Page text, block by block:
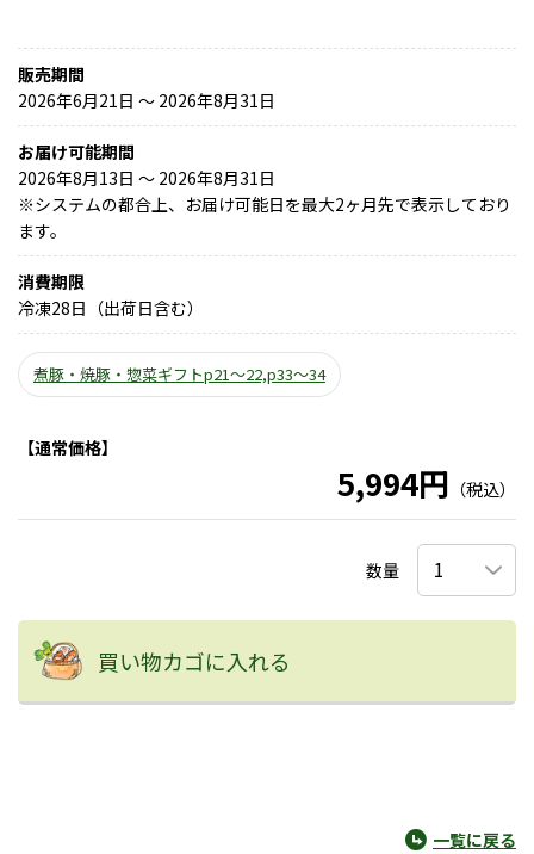
販売期間
2026年6月21日 〜 2026年8月31日
お届け可能期間
2026年8月13日 ～ 2026年8月31日
※システムの都合上、お届け可能日を最大2ヶ月先で表示しており
ます。
消費期限
冷凍28日（出荷日含む）
煮豚・焼豚・惣菜ギフトp21～22,p33～34
【通常価格】
5,994円 （税込）
数量
買い物カゴに入れる
一覧に戻る